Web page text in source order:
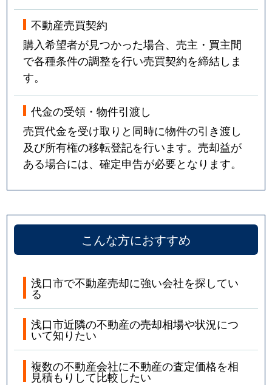
不動産売買契約
購入希望者が見つかった場合、売主・買主間
で各種条件の調整を行い売買契約を締結しま
す。
代金の受領・物件引渡し
売買代金を受け取りと同時に物件の引き渡し
及び所有権の移転登記を行います。売却益が
ある場合には、確定申告が必要となります。
こんな方におすすめ
浅口市で不動産売却に強い会社を探してい
る
浅口市近隣の不動産の売却相場や状況につ
いて知りたい
複数の不動産会社に不動産の査定価格を相
見積もりして比較したい